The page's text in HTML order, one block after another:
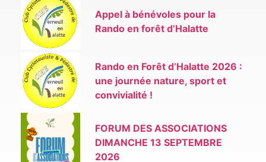
Appel à bénévoles pour la
Rando en forêt d’Halatte
Rando en Forêt d’Halatte 2026 :
une journée nature, sport et
convivialité !
FORUM DES ASSOCIATIONS
DIMANCHE 13 SEPTEMBRE
2026